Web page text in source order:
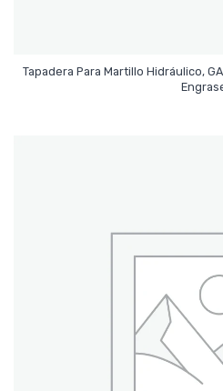
Tapadera Para Martillo Hidráulico,
Leer